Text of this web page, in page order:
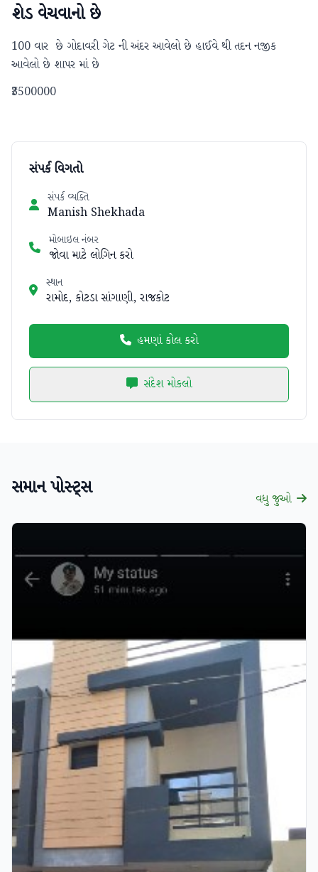
શેડ વેચવાનો છે
100 વાર  છે ગોદાવરી ગેટ ની અંદર આવેલો છે હાઈવે થી તદન નજીક
આવેલો છે શાપર માં છે
₹3500000
સંપર્ક વિગતો
સંપર્ક વ્યક્તિ
Manish Shekhada
મોબાઇલ નંબર
જોવા માટે લોગિન કરો
સ્થાન
રામોદ, કોટડા સાંગાણી, રાજકોટ
હમણાં કોલ કરો
સંદેશ મોકલો
સમાન પોસ્ટ્સ વધુ જુઓ